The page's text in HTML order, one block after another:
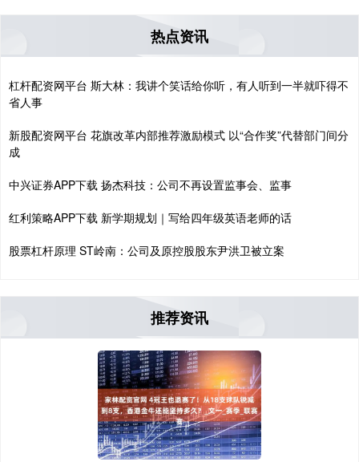
热点资讯
杠杆配资网平台 斯大林：我讲个笑话给你听，有人听到一半就吓得不
省人事
新股配资网平台 花旗改革内部推荐激励模式 以“合作奖”代替部门间分
成
中兴证券APP下载 扬杰科技：公司不再设置监事会、监事
红利策略APP下载 新学期规划｜写给四年级英语老师的话
股票杠杆原理 ST岭南：公司及原控股股东尹洪卫被立案
推荐资讯